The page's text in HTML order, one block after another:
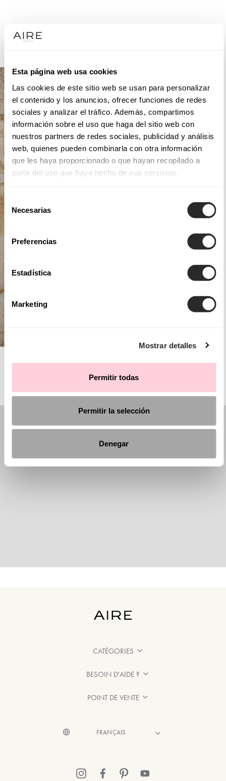
Esta página web usa cookies
Las cookies de este sitio web se usan para personalizar
el contenido y los anuncios, ofrecer funciones de redes
sociales y analizar el tráfico. Además, compartimos
información sobre el uso que haga del sitio web con
nuestros partners de redes sociales, publicidad y análisis
web, quienes pueden combinarla con otra información
que les haya proporcionado o que hayan recopilado a
partir del uso que haya hecho de sus servicios.
Necesarias
Preferencias
Estadística
Marketing
Mostrar detalles
Permitir todas
Permitir la selección
Denegar
COLLECTIONS
CATÉGORIES
BESOIN D'AIDE ?
POINT DE VENTE